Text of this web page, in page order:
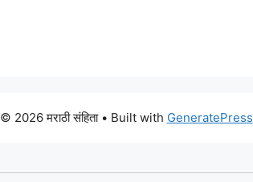
© 2026 मराठी संहिता• Built with GeneratePress